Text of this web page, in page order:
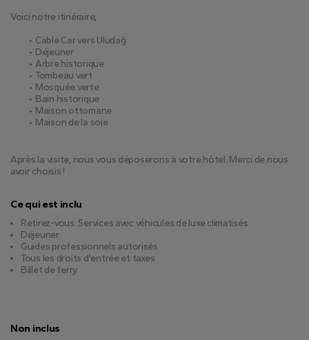
Voici notre itinéraire;
Cable Car vers Uludağ
Déjeuner
Arbre historique
Tombeau vert
Mosquée verte
Bain historique
Maison ottomane
Maison de la soie
Après la visite, nous vous déposerons à votre hôtel. Merci de nous
avoir choisis !
Ce qui est inclu
Retirez-vous. Services avec véhicules de luxe climatisés
Déjeuner
Guides professionnels autorisés
Tous les droits d'entrée et taxes
Billet de ferry
Non inclus